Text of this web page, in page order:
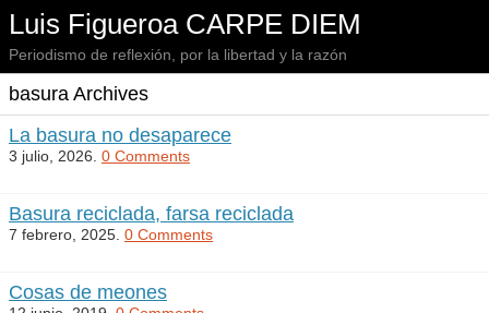
Luis Figueroa CARPE DIEM
Periodismo de reflexión, por la libertad y la razón
basura Archives
La basura no desaparece
3 julio, 2026. 0 Comments
Basura reciclada, farsa reciclada
7 febrero, 2025. 0 Comments
Cosas de meones